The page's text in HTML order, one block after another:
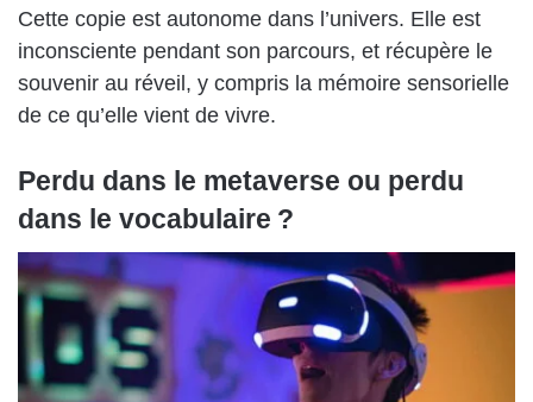
Cette copie est autonome dans l’univers. Elle est
inconsciente pendant son parcours, et récupère le
souvenir au réveil, y compris la mémoire sensorielle
de ce qu’elle vient de vivre.
Perdu dans le metaverse ou perdu
dans le vocabulaire ?